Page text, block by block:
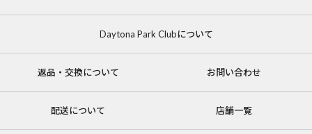
Daytona Park Clubについて
返品・交換について お問い合わせ
配送について 店舗一覧